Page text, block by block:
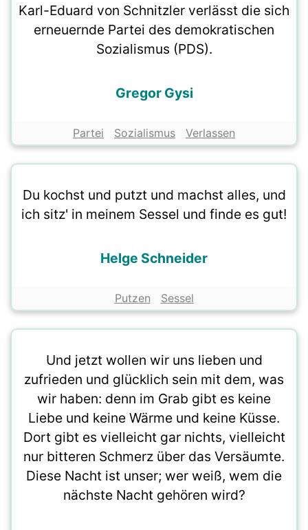
Karl-Eduard von Schnitzler verlässt die sich
erneuernde Partei des demokratischen
Sozialismus (PDS).
Gregor Gysi
Partei Sozialismus Verlassen
Du kochst und putzt und machst alles, und
ich sitz' in meinem Sessel und finde es gut!
Helge Schneider
Putzen Sessel
Und jetzt wollen wir uns lieben und
zufrieden und glücklich sein mit dem, was
wir haben: denn im Grab gibt es keine
Liebe und keine Wärme und keine Küsse.
Dort gibt es vielleicht gar nichts, vielleicht
nur bitteren Schmerz über das Versäumte.
Diese Nacht ist unser; wer weiß, wem die
nächste Nacht gehören wird?